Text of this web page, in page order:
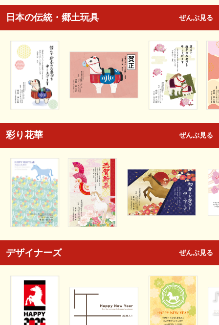
日本の伝統・郷土玩具 ぜんぶ見る
彩り花華 ぜんぶ見る
デザイナーズ ぜんぶ見る